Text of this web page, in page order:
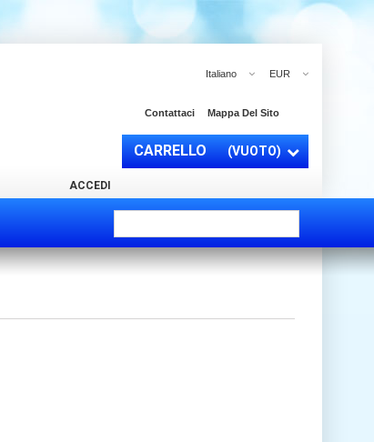
EUR
Italiano
Contattaci Mappa Del Sito
CARRELLO (VUOTO)
ACCEDI